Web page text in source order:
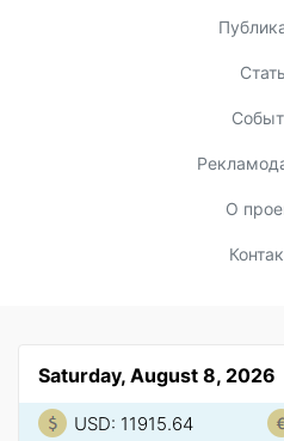
О
Saturday, August 8, 2026
USD: 11915.64